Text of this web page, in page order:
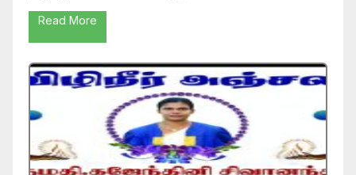
Read More